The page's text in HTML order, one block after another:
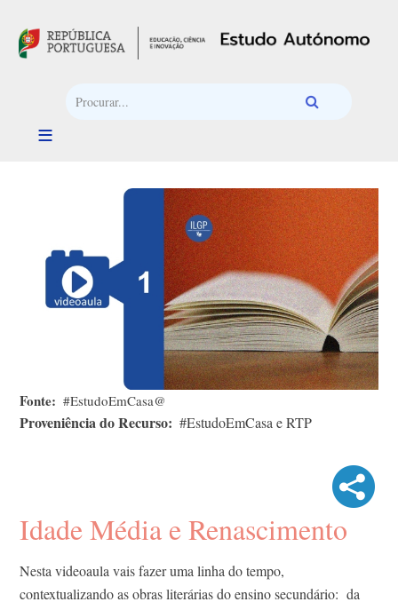
Fonte #EstudoEmCasa@
Proveniência do Recurso #EstudoEmCasa e RTP
Idade Média e Renascimento
Nesta videoaula vais fazer uma linha do tempo,
contextualizando as obras literárias do ensino secundário: da